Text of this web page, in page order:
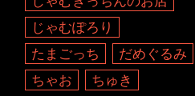
じゃむぽろり
たまごっち
だめぐるみ
ちゃお
ちゅき